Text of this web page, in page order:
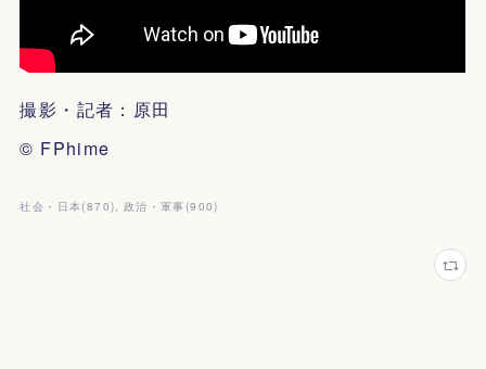
撮影・記者：原田
© FPhime
社会・日本(870) 政治・軍事 (900)